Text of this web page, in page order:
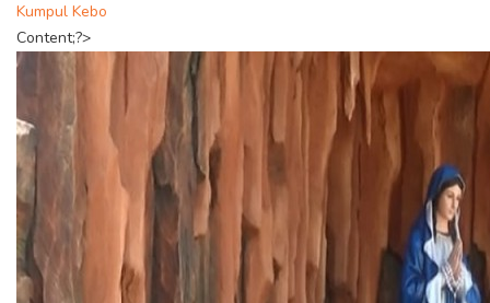
Kumpul Kebo
Content;?>